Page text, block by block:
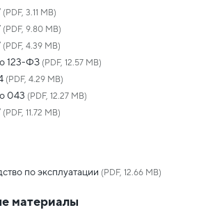
(PDF, 3.11 MB)
(PDF, 9.80 MB)
(PDF, 4.39 MB)
123-ФЗ (PDF, 12.57 MB)
(PDF, 4.29 MB)
043 (PDF, 12.27 MB)
(PDF, 11.72 MB)
по эксплуатации (PDF, 12.66 MB)
материалы